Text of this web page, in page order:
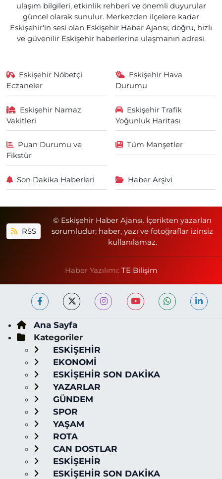
ulaşım bilgileri, etkinlik rehberi ve önemli duyurular
güncel olarak sunulur. Merkezden ilçelere kadar
Eskişehir'in sesi olan Eskişehir Haber Ajansı; doğru, hızlı
ve güvenilir Eskişehir haberlerine ulaşmanın adresi.
Eskişehir Nöbetçi
Eczaneler
Eskişehir Hava
Durumu
Eskişehir Namaz
Vakitleri
Eskişehir Trafik
Yoğunluk Haritası
Puan Durumu ve
Fikstür
Tüm Manşetler
Son Dakika Haberleri Haber Arşivi
RSS
© Eskişehir Haber Ajansı. İçerikten yazarları
sorumludur; haber, yazı ve fotoğraflar izinsiz
kullanılamaz.
Haber Yazılımı: TE Bilişim
Ana Sayfa
Kategoriler
ESKİŞEHİR
EKONOMİ
ESKİŞEHİR SON DAKİKA
YAZARLAR
GÜNDEM
SPOR
YAŞAM
ROTA
CAN DOSTLAR
ESKİŞEHİR
ESKİŞEHİR SON DAKİKA